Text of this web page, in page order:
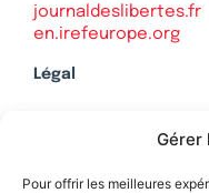
Gérer
Pour offrir les meilleures
journaldeslibertes.fr
en.irefeurope.org
Légal
Politique de